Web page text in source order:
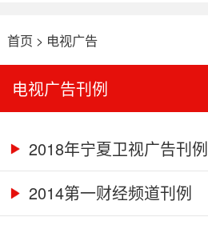
首页 > 电视广告
电视广告刊例
2018年宁夏卫视广告刊例
2014第一财经频道刊例